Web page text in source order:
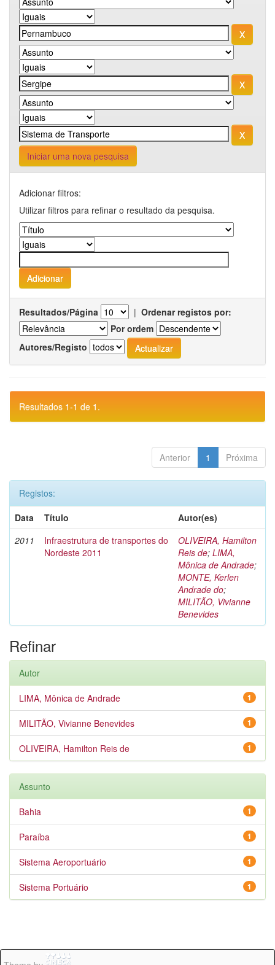
Iniciar uma nova pesquisa
Adicionar filtros:
Utilizar filtros para refinar o resultado da pesquisa.
Resultados/Página | Ordenar registos por:
Por ordem
Autores/Registo
Resultados 1-1 de 1.
Anterior 1 Próxima
Registos:
Data
Título
Autor(es)
2011
Infraestrutura de transportes do
Nordeste 2011
OLIVEIRA, Hamilton
Reis de; LIMA,
Mônica de Andrade;
MONTE, Kerlen
Andrade do;
MILITÃO, Vivianne
Benevides
Refinar
Autor
1
LIMA, Mônica de Andrade
1
MILITÃO, Vivianne Benevides
1
OLIVEIRA, Hamilton Reis de
Assunto
1
Bahia
1
Paraíba
1
Sistema Aeroportuário
1
Sistema Portuário